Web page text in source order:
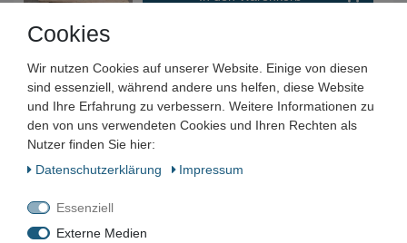
ICEVA GS-4mD Fördergerät / Hopper Loader
800,00 € *
In den Warenkorb
Cookies
Wir nutzen Cookies auf unserer Website. Einige von diesen
sind essenziell, während andere uns helfen, diese Website
und Ihre Erfahrung zu verbessern. Weitere Informationen zu
den von uns verwendeten Cookies und Ihren Rechten als
Nutzer finden Sie hier:
Daten­schutz­erklärung
Impressum
Essenziell
Externe Medien